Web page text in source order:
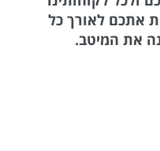
אתכם לאורך כל
את המיטב.